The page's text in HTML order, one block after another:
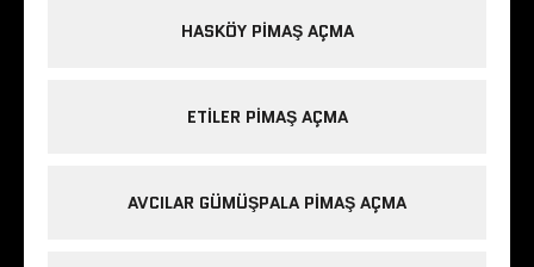
HASKÖY PIMAŞ AÇMA
ETILER PIMAŞ AÇMA
AVCILAR GÜMÜŞPALA PIMAŞ AÇMA